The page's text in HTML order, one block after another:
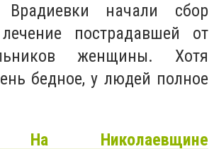
начали сбор
пострадавшей от
женщины. Хотя
бедное, у людей полное
На Николаевщине